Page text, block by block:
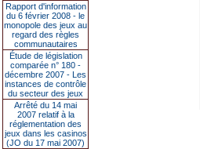
Rapport d'information
du 6 février 2008 - le
monopole des jeux au
regard des règles
communautaires
Étude de législation
comparée n° 180 -
décembre 2007 - Les
instances de contrôle
du secteur des jeux
Arrêté du 14 mai
2007 relatif à la
réglementation des
jeux dans les casinos
(JO du 17 mai 2007)